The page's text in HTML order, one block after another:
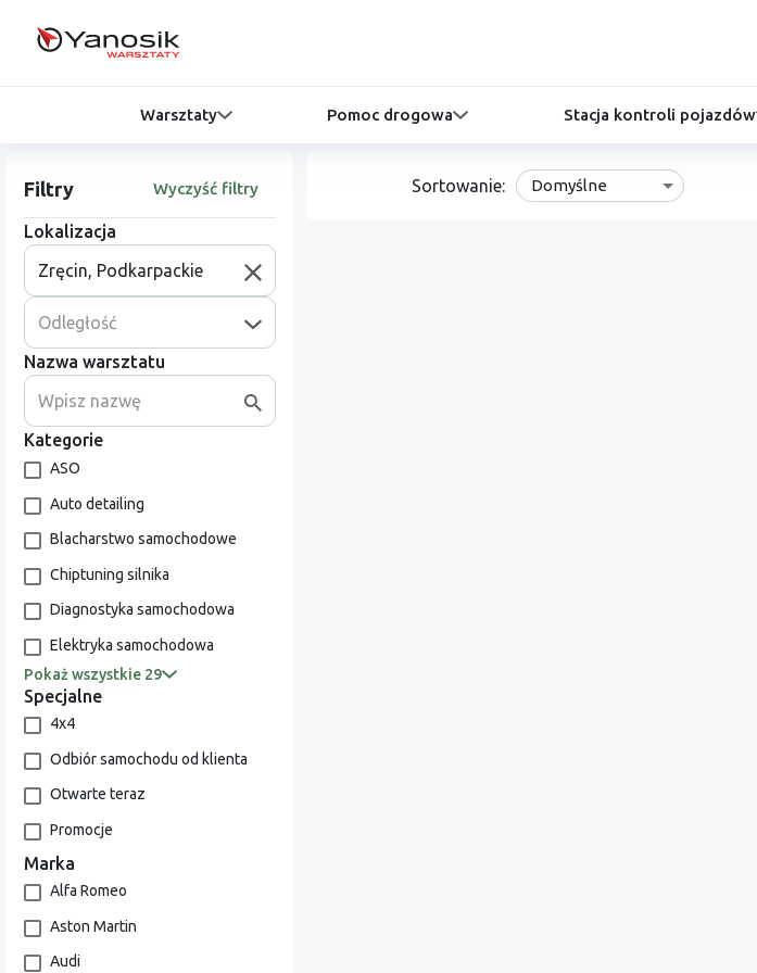
Warsztaty Pomoc drogowa Stacja kontroli pojazdów
Filtry Wyczyść filtry
Lokalizacja
Odległość
Nazwa warsztatu
Kategorie
ASO
Auto detailing
Blacharstwo samochodowe
Chiptuning silnika
Diagnostyka samochodowa
Elektryka samochodowa
Pokaż wszystkie 29
Specjalne
4x4
Odbiór samochodu od klienta
Otwarte teraz
Promocje
Marka
Alfa Romeo
Aston Martin
Audi
Sortowanie: Domyślne